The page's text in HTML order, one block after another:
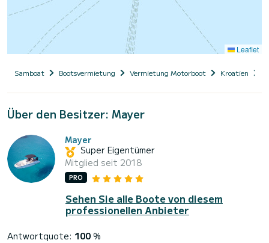
Leaflet
Samboat Bootsvermietung Vermietung Motorboot Kroatien
Über den Besitzer: Mayer
Mayer
Super Eigentümer
Mitglied seit 2018
PRO
Sehen Sie alle Boote von diesem
professionellen Anbieter
Antwortquote: 100 %